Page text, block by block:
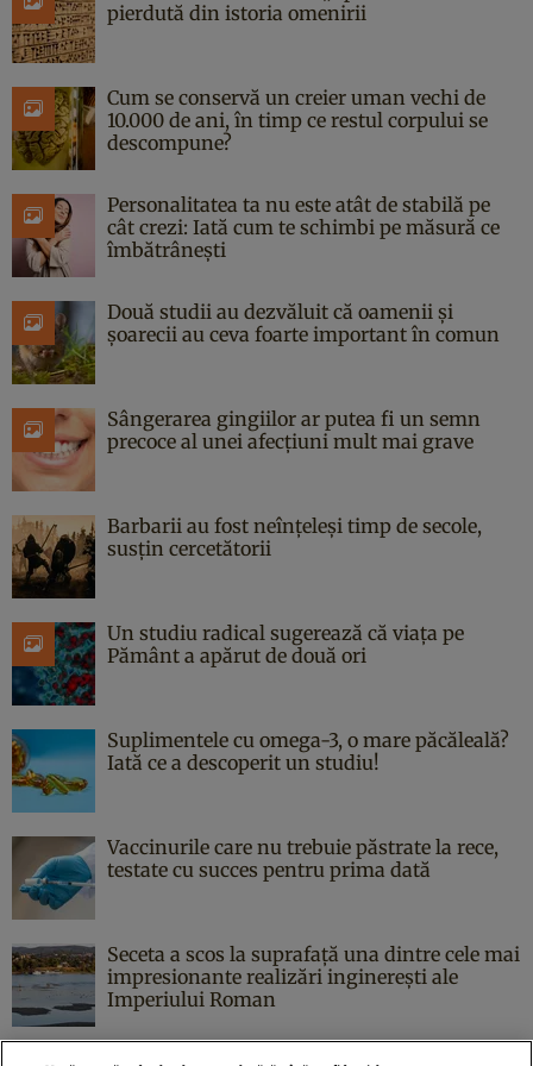
pierdută din istoria omenirii
Cum se conservă un creier uman vechi de
10.000 de ani, în timp ce restul corpului se
descompune?
Personalitatea ta nu este atât de stabilă pe
cât crezi: Iată cum te schimbi pe măsură ce
îmbătrânești
Două studii au dezvăluit că oamenii și
șoarecii au ceva foarte important în comun
Sângerarea gingiilor ar putea fi un semn
precoce al unei afecțiuni mult mai grave
Barbarii au fost neînțeleși timp de secole,
susțin cercetătorii
Un studiu radical sugerează că viața pe
Pământ a apărut de două ori
Suplimentele cu omega-3, o mare păcăleală?
Iată ce a descoperit un studiu!
Vaccinurile care nu trebuie păstrate la rece,
testate cu succes pentru prima dată
Seceta a scos la suprafață una dintre cele mai
impresionante realizări inginerești ale
Imperiului Roman